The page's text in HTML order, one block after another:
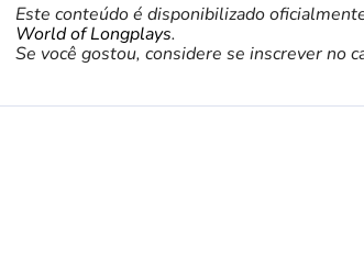
Este conteúdo é disponibilizado
World of Longplays.
Se você gostou, considere se inscrever no